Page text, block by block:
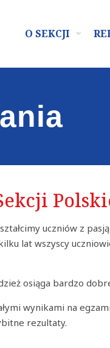
O SEKCJI
uczniów z
lat wszyscy
osiąga bardzo
wynikami na
rezultaty.